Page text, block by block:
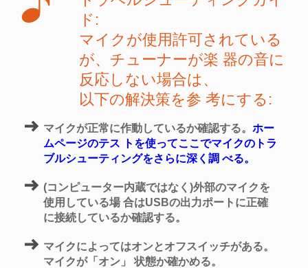
ド:
マイクが使用許可されている
が、チューナーが楽 器の音に
反応しない場合は、
以下の解決策を参 考にする:
マイクが正常に作動しているか確認する。 ホー
ムページのテス トを使ってここでマイクのトラ
ブルシューティングをさらに深く調 べる。
(コンピューター内蔵ではなく)外部のマイクを
使用している場 合はUSBの出力ポートに正確
に接続しているか確認する。
マイクによってはオンとオフスイッチがある。
マイクが「オン」 状態か確かめる。